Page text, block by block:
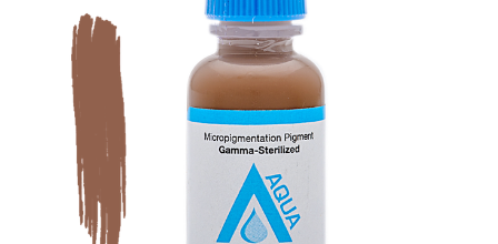
Иглы и колпачки для
оригинальных аппаратов Dragon
Bella ( Тайвань)
Иглы и колпачки GiantSun
My M мезо и BB Glow модули